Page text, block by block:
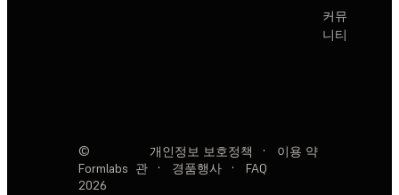
커뮤
니티
©
Formlabs
2026
개인정보 보호정책 ·
이용 약
관
· 경품행사 · FAQ